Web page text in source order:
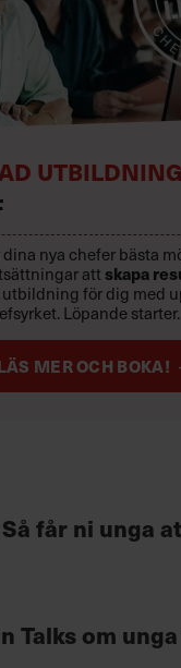
får ni unga
Talks om
nya chefer bästa
att skapa
för dig med
Löpande starter.
MER OCH BOKA!